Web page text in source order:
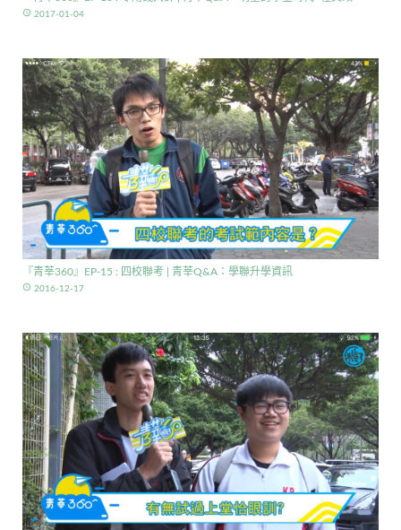
access_time 2017-01-04
『青莘360』EP-15 : 四校聯考 | 青莘Q&A：學聯升學資訊
access_time 2016-12-17